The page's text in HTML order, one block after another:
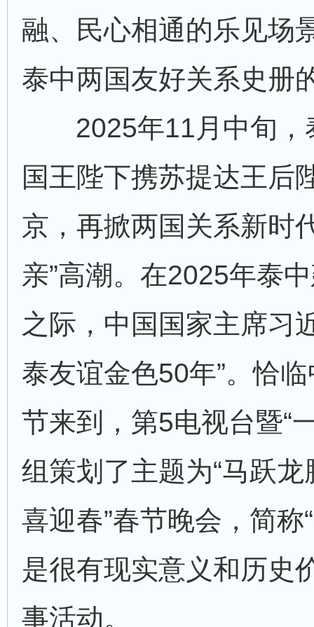
融、民心相通的乐见场
泰中两国友好关系史册
2025年11月中旬，
国王陛下携苏提达王后
京，再掀两国关系新时
亲”高潮。在2025年泰
之际，中国国家主席习
泰友谊金色50年”。恰
节来到，第5电视台暨“
组策划了主题为“马跃
喜迎春”春节晚会，简称
是很有现实意义和历史
事活动。